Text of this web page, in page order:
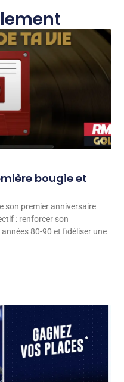
bougie et
son premier anniversaire
: renforcer son
80-90 et fidéliser une